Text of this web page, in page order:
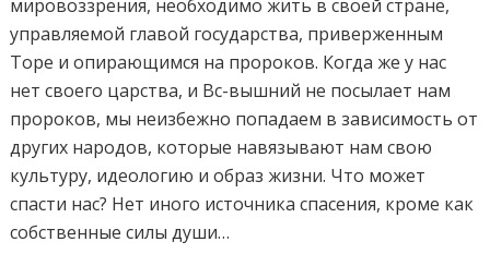
мировоззрения, необходимо жить в своей стране,
управляемой главой государства, приверженным
Торе и опирающимся на пророков. Когда же у нас
нет своего царства, и Вс-вышний не посылает нам
пророков, мы неизбежно попадаем в зависимость от
других народов, которые навязывают нам свою
культуру, идеологию и образ жизни. Что может
спасти нас? Нет иного источника спасения, кроме как
собственные силы души…